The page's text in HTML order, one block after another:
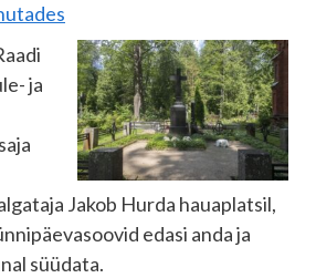
ja
Jakob Hurda hauaplatsil,
edasi anda ja
süüdata.